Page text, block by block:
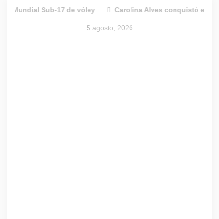
17 de vóley Carolina Alves conquistó el Pergamino
5 agosto, 2026